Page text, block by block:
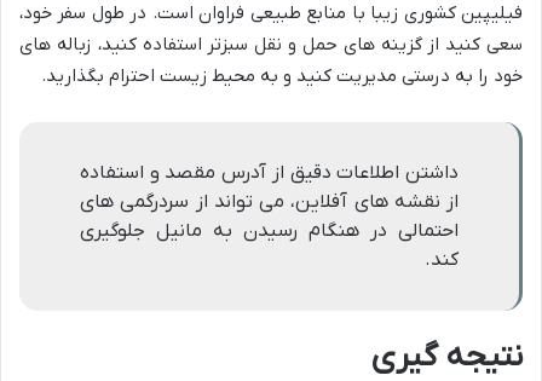
فیلیپین کشوری زیبا با منابع طبیعی فراوان است. در طول سفر خود،
سعی کنید از گزینه های حمل و نقل سبزتر استفاده کنید، زباله های
خود را به درستی مدیریت کنید و به محیط زیست احترام بگذارید.
داشتن اطلاعات دقیق از آدرس مقصد و استفاده
از نقشه های آفلاین، می تواند از سردرگمی های
احتمالی در هنگام رسیدن به مانیل جلوگیری
کند.
نتیجه گیری